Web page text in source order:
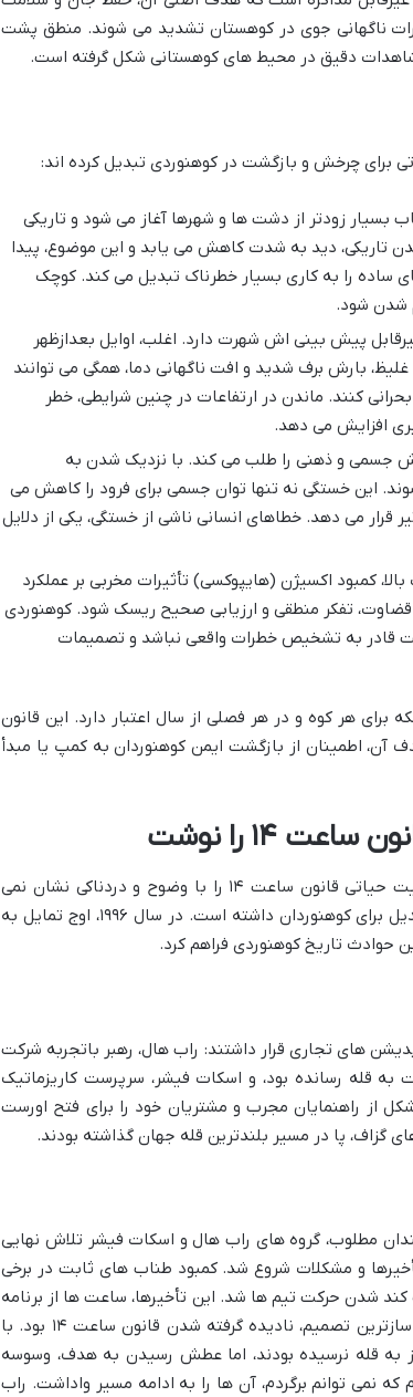
ناگهانی جوی در کوهستان تشدید می شوند. منطق پشت
دقیق در محیط های کوهستانی شکل گرفته است.
بسیار زودتر از دشت ها و شهرها آغاز می شود و تاریکی
تاریکی، دید به شدت کاهش می یابد و این موضوع، پیدا
ساده را به کاری بسیار خطرناک تبدیل می کند. کوچک
شدن شود.
پیش بینی اش شهرت دارد. اغلب، اوایل بعدازظهر
بارش برف شدید و افت ناگهانی دما، همگی می توانند
کنند. ماندن در ارتفاعات در چنین شرایطی، خطر
افزایش می دهد.
جسمی و ذهنی را طلب می کند. با نزدیک شدن به
این خستگی نه تنها توان جسمی برای فرود را کاهش می
قرار می دهد. خطاهای انسانی ناشی از خستگی، یکی از دلایل
بالا، کمبود اکسیژن (هایپوکسی) تأثیرات مخربی بر عملکرد
تفکر منطقی و ارزیابی صحیح ریسک شود. کوهنوردی
قادر به تشخیص خطرات واقعی نباشد و تصمیمات
بلکه برای هر کوه و در هر فصلی از سال اعتبار دارد. این قانون
آن، اطمینان از بازگشت ایمن کوهنوردان به کمپ یا مبدأ
هیچ داستانی به اندازه تراژدی اورست در سال ۱۹۹۶، اهمیت حیاتی قانون ساعت ۱۴ را با وضوح و دردناکی نشان نمی
دهد. اورست، بلندترین قله جهان، همواره جاذبه ای بی بدیل برای کوهنوردان داشته است. در سال ۱۹۹۶، اوج تمایل به
حوادث تاریخ کوهنوردی فراهم کرد.
های تجاری قرار داشتند: راب هال، رهبر باتجربه شرکت
پیش از این ۳۹ نفر را با موفقیت به قله رسانده بود، و اسکات فیشر، سرپرست کاریزماتیک
از راهنمایان مجرب و مشتریان خود را برای فتح اورست
گزاف، پا در مسیر بلندترین قله جهان گذاشته بودند.
نه چندان مطلوب، گروه های راب هال و اسکات فیشر تلاش نهایی
تأخیرها و مشکلات شروع شد. کمبود طناب های ثابت در برخی
شدن حرکت تیم ها شد. این تأخیرها، ساعت ها از برنامه
زمان بندی صعود را عقب انداخت. مهم ترین و سرنوشت سازترین تصمیم، نادیده گرفته شدن قانون ساعت ۱۴ بود. با
هنوز به قله نرسیده بودند، اما عطش رسیدن به هدف، وسوسه
که نمی توانم برگردم، آن ها را به ادامه مسیر واداشت. راب